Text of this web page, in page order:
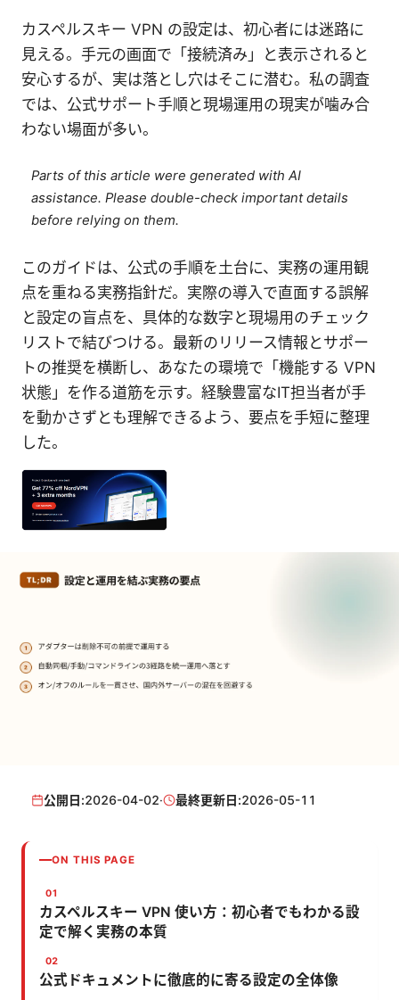
カスペルスキー VPN の設定は、初心者には迷路に
見える。手元の画面で「接続済み」と表示されると
安心するが、実は落とし穴はそこに潜む。私の調査
では、公式サポート手順と現場運用の現実が噛み合
わない場面が多い。
Parts of this article were generated with AI
assistance. Please double-check important details
before relying on them.
このガイドは、公式の手順を土台に、実務の運用観
点を重ねる実務指針だ。実際の導入で直面する誤解
と設定の盲点を、具体的な数字と現場用のチェック
リストで結びつける。最新のリリース情報とサポー
トの推奨を横断し、あなたの環境で「機能する VPN
状態」を作る道筋を示す。経験豊富なIT担当者が手
を動かさずとも理解できるよう、要点を手短に整理
した。
公開日:2026-04-02· 最終更新日:2026-05-11
ON THIS PAGE
カスペルスキー VPN 使い方：初心者でもわかる設
定で解く実務の本質
公式ドキュメントに徹底的に寄る設定の全体像